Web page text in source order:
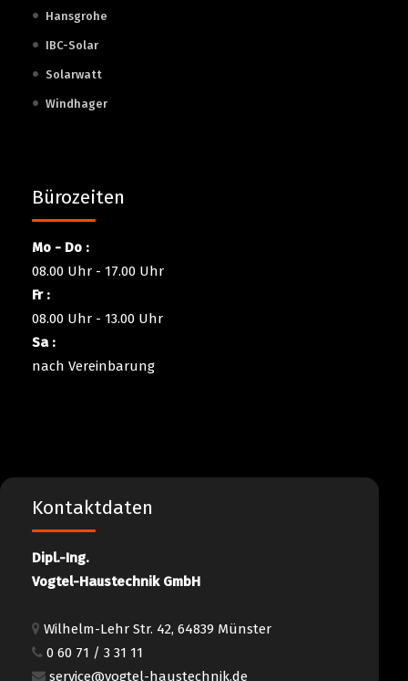
Hansgrohe
IBC-Solar
Solarwatt
Windhager
Bürozeiten
Mo - Do :
08.00 Uhr - 17.00 Uhr
Fr :
08.00 Uhr - 13.00 Uhr
Sa :
nach Vereinbarung
Kontaktdaten
Dipl.-Ing.
Vogtel-Haustechnik GmbH
Wilhelm-Lehr Str. 42, 64839 Münster
0 60 71 / 3 31 11
service@vogtel-haustechnik.de